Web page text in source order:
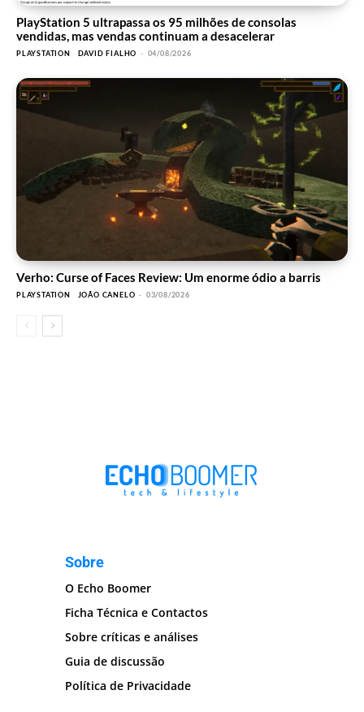
PlayStation 5 ultrapassa os 95 milhões de consolas
vendidas, mas vendas continuam a desacelerar
PLAYSTATION DAVID FIALHO - 04/08/2026
Verho: Curse of Faces Review: Um enorme ódio a barris
PLAYSTATION JOÃO CANELO - 03/08/2026
Sobre
O Echo Boomer
Ficha Técnica e Contactos
Sobre críticas e análises
Guia de discussão
Política de Privacidade